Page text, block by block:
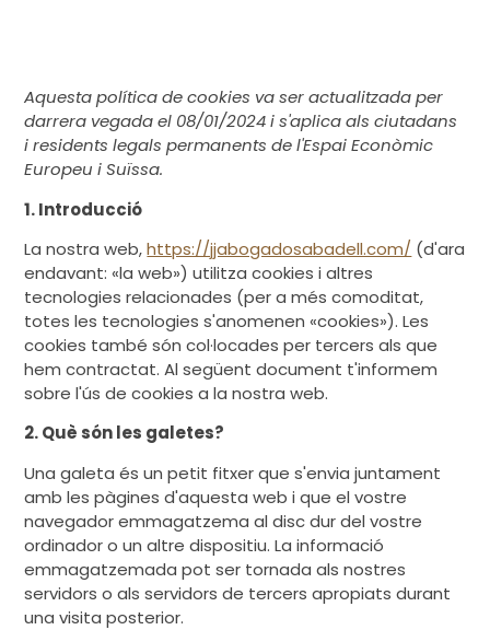
Aquesta política de cookies va ser actualitzada per
darrera vegada el 08/01/2024 i s'aplica als ciutadans
i residents legals permanents de l'Espai Econòmic
Europeu i Suïssa.
1. Introducció
La nostra web,https://jjabogadosabadell.com/ (d'ara
endavant: «la web») utilitza cookies i altres
tecnologies relacionades (per a més comoditat,
totes les tecnologies s'anomenen «cookies»). Les
cookies també són col·locades per tercers als que
hem contractat. Al següent document t'informem
sobre l'ús de cookies a la nostra web.
2. Què són les galetes?
Una galeta és un petit fitxer que s'envia juntament
amb les pàgines d'aquesta web i que el vostre
navegador emmagatzema al disc dur del vostre
ordinador o un altre dispositiu. La informació
emmagatzemada pot ser tornada als nostres
servidors o als servidors de tercers apropiats durant
una visita posterior.